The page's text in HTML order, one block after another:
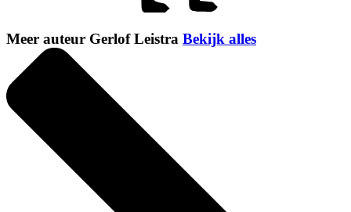
Meer auteur Gerlof Leistra Bekijk alles